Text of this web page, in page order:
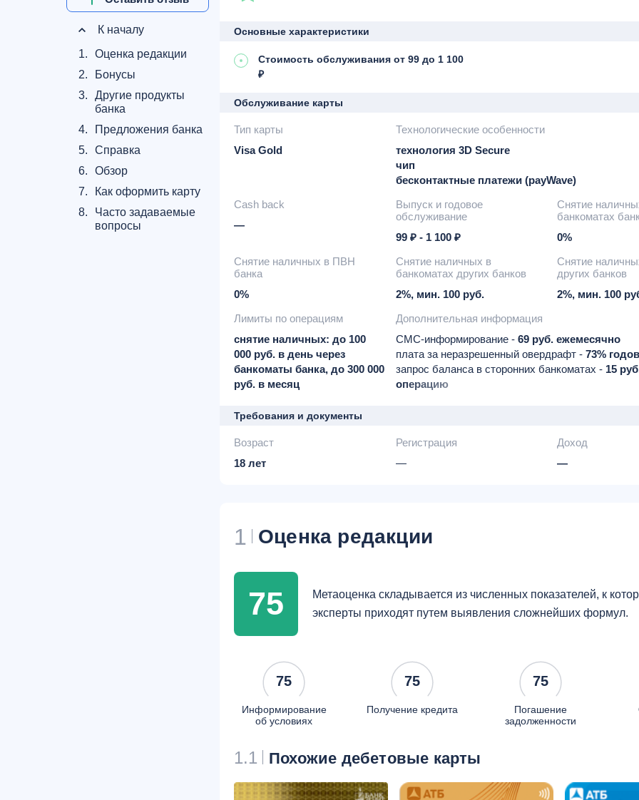
К началу
1.
Оценка редакции
2.
Бонусы
3.
Другие продукты
банка
4.
Предложения банка
5.
Справка
6.
Обзор
7.
Как оформить карту
8.
Часто задаваемые
вопросы
Основные характеристики
Стоимость обслуживания от 99 до 1 100
₽
Обслуживание карты
Тип карты
Visa Gold
Технологические особенности
технология 3D Secure
чип
бесконтактные платежи (payWave)
Cash back
—
Выпуск и годовое
обслуживание
99 ₽ - 1 100 ₽
Снятие
банкоматах
0%
Снятие наличных в ПВН
банка
0%
Снятие наличных в
банкоматах других банков
2%, мин. 100 руб.
Снятие
других банков
2%, мин. 100
Лимиты по операциям
снятие наличных: до 100
000 руб. в день через
банкоматы банка, до 300 000
руб. в месяц
Дополнительная информация
СМС-информирование - 69 руб. ежемесячно
плата за неразрешенный овердрафт - 73%
запрос баланса в сторонних банкоматах - 15
операцию
туристических агентствах и салонах красоты
Требования и документы
Возраст
18 лет
Регистрация
—
Доход
—
1 Оценка редакции
75
Метаоценка складывается из численных показателей, к
эксперты приходят путем выявления сложнейших формул.
75
Информирование
об условиях
75
Получение кредита
75
Погашение
задолженности
1.1 Похожие дебетовые карты